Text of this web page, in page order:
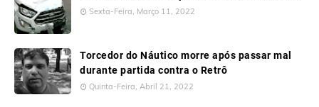
Sexta-Feira, Março 11, 2022
Torcedor do Náutico morre após passar mal
durante partida contra o Retrô
Quinta-Feira, Abril 21, 2022